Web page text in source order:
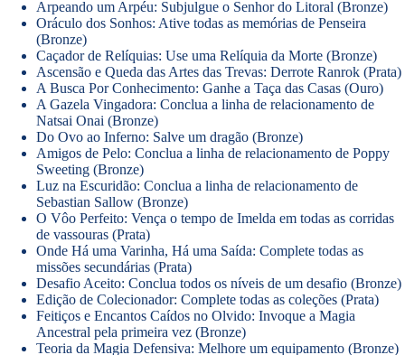
Arpeando um Arpéu: Subjulgue o Senhor do Litoral (Bronze)
Oráculo dos Sonhos: Ative todas as memórias de Penseira
(Bronze)
Caçador de Relíquias: Use uma Relíquia da Morte (Bronze)
Ascensão e Queda das Artes das Trevas: Derrote Ranrok (Prata)
A Busca Por Conhecimento: Ganhe a Taça das Casas (Ouro)
A Gazela Vingadora: Conclua a linha de relacionamento de
Natsai Onai (Bronze)
Do Ovo ao Inferno: Salve um dragão (Bronze)
Amigos de Pelo: Conclua a linha de relacionamento de Poppy
Sweeting (Bronze)
Luz na Escuridão: Conclua a linha de relacionamento de
Sebastian Sallow (Bronze)
O Vôo Perfeito: Vença o tempo de Imelda em todas as corridas
de vassouras (Prata)
Onde Há uma Varinha, Há uma Saída: Complete todas as
missões secundárias (Prata)
Desafio Aceito: Conclua todos os níveis de um desafio (Bronze)
Edição de Colecionador: Complete todas as coleções (Prata)
Feitiços e Encantos Caídos no Olvido: Invoque a Magia
Ancestral pela primeira vez (Bronze)
Teoria da Magia Defensiva: Melhore um equipamento (Bronze)